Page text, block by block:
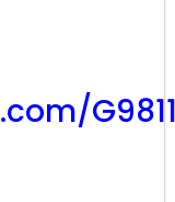
.com/